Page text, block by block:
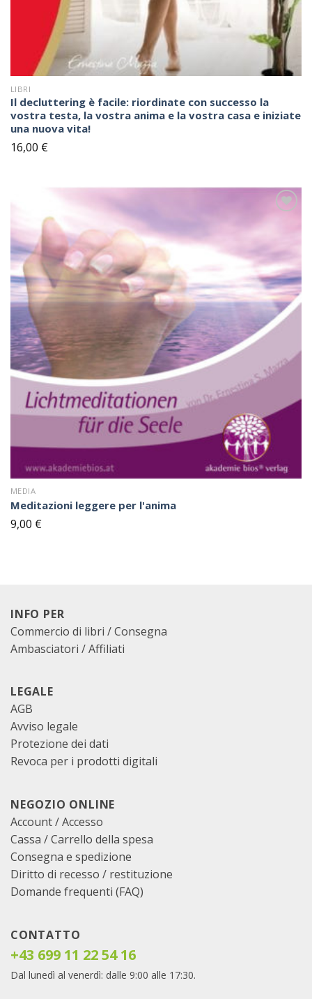
LIBRI
Il decluttering è facile: riordinate con successo la
vostra testa, la vostra anima e la vostra casa e iniziate
una nuova vita!
16,00 €
note
MEDIA
Meditazioni leggere per l'anima
9,00 €
INFO PER
Commercio di libri / Consegna
Ambasciatori / Affiliati
LEGALE
AGB
Avviso legale
Protezione dei dati
Revoca per i prodotti digitali
NEGOZIO ONLINE
Account / Accesso
Cassa /Carrello della spesa
Consegna e spedizione
Diritto di recesso / restituzione
Domande frequenti (FAQ)
CONTATTO
+43 699 11 22 54 16
Dal lunedì al venerdì: dalle 9:00 alle 17:30.